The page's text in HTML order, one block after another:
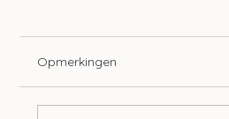
Opmerkingen